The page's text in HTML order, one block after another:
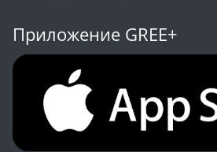
Приложение GREE+